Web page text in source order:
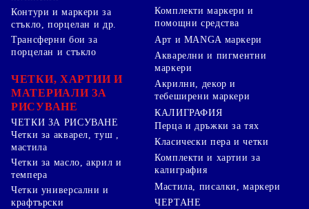
Контури и маркери за
стъкло, порцелан и др.
Трансферни бои за
порцелан и стъкло
ЧЕТКИ, ХАРТИИ И
МАТЕРИАЛИ ЗА
РИСУВАНЕ
ЧЕТКИ ЗА РИСУВАНЕ
Четки за акварел, туш ,
мастила
Четки за масло, акрил и
темпера
Четки универсални и
крафтърски
Комплекти маркери и
помощни средства
Арт и MANGA маркери
Акварелни и пигментни
маркери
Акрилни, декор и
тебеширени маркери
КАЛИГРАФИЯ
Перца и дръжки за тях
Класически пера и четки
Комплекти и хартии за
калиграфия
Мастила, писалки, маркери
ЧЕРТАНЕ